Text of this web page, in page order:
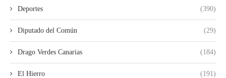
Deportes (390)
Diputado del Común (29)
Drago Verdes Canarias (184)
El Hierro (191)